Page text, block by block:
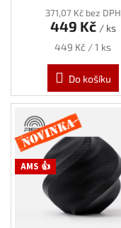
371,07 Kč bez DPH
449 Kč / ks
Měrná
449 Kč / 1 ks
Do košíku
Novinka
AMS 👍